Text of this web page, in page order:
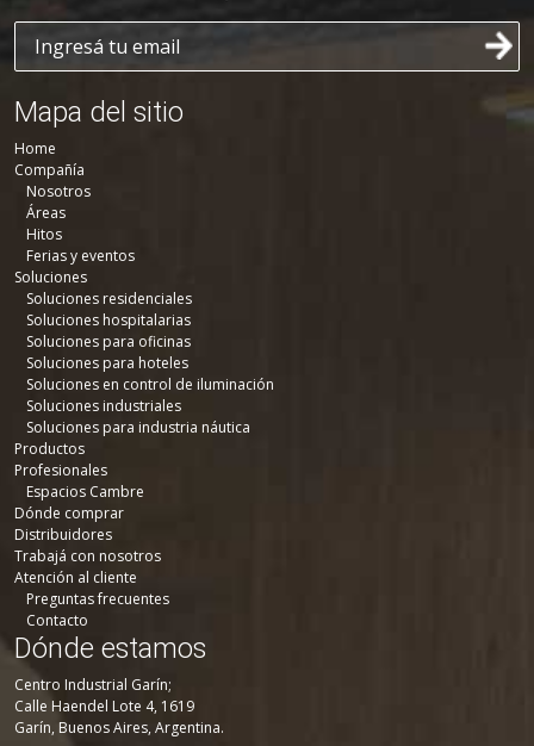
Mapa del sitio
Home
Compañía
Nosotros
Áreas
Hitos
Ferias y eventos
Soluciones
Soluciones residenciales
Soluciones hospitalarias
Soluciones para oficinas
Soluciones para hoteles
Soluciones en control de iluminación
Soluciones industriales
Soluciones para industria náutica
Productos
Profesionales
Espacios Cambre
Dónde comprar
Distribuidores
Trabajá con nosotros
Atención al cliente
Preguntas frecuentes
Contacto
Dónde estamos
Centro Industrial Garín;
Calle Haendel Lote 4, 1619
Garín, Buenos Aires, Argentina.